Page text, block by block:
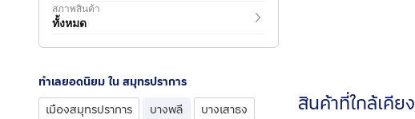
สภาพสินค้า
ทั้งหมด
ทำเลยอดนิยม ใน สมุทรปราการ
เมืองสมุทรปราการ
บางพลี
บางเสาธง
สินค้าที่ใกล้เคียง